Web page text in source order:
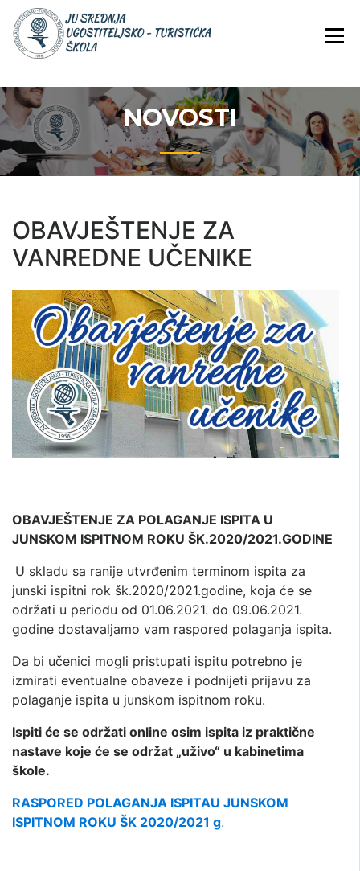
Skip
content
JU SREDNJA
NOVOSTI
OBAVJEŠTENJE ZA
VANREDNE UČENIKE
OBAVJEŠTENJE ZA POLAGANJE ISPITA U
JUNSKOM ISPITNOM ROKU ŠK.2020/2021.GODINE
U skladu sa ranije utvrđenim terminom ispita za
junski ispitni rok šk.2020/2021.godine, koja će se
održati u periodu od 01.06.2021. do 09.06.2021.
godine dostavaljamo vam raspored polaganja ispita.
Da bi učenici mogli pristupati ispitu potrebno je
izmirati eventualne obaveze i podnijeti prijavu za
polaganje ispita u junskom ispitnom roku.
Ispiti će se održati online osim ispita iz praktične
nastave koje će se održat „uživo“ u kabinetima
škole.
RASPORED POLAGANJA ISPITAU JUNSKOM
ISPITNOM ROKU ŠK 2020/2021 g.